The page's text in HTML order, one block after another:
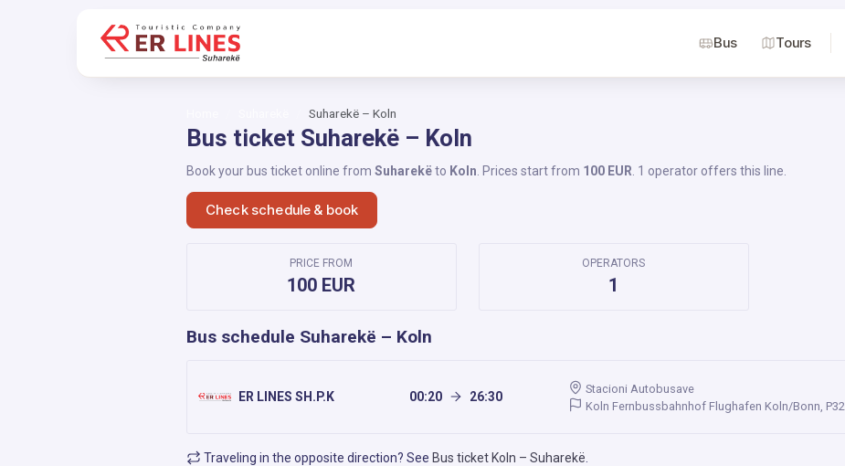
Bus Tours
Suharekë – Koln
Bus ticket Suharekë – Koln
Book your bus ticket online from Suharekëto Koln . Prices start from 100 EUR . 1 operator offers this line.
Check schedule & book
PRICE FROM
100 EUR
OPERATORS
1
Bus schedule Suharekë – Koln
ER LINES SH.P.K 00:20 26:30
Stacioni Autobusave
Koln Fernbussbahnhof Flughafen Koln/Bonn, P32
Traveling in the opposite direction? See Bus ticket Koln – Suharekë